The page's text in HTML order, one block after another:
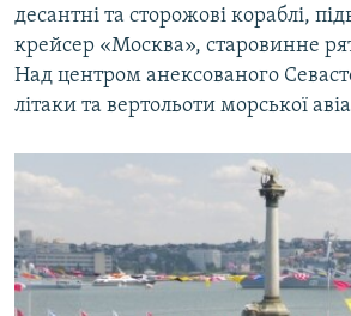
десантні та сторожові кораблі,
крейсер «Москва», старовинне
Над центром анексованого
літаки та вертольоти морської